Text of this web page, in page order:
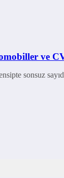
ve
sonsuz